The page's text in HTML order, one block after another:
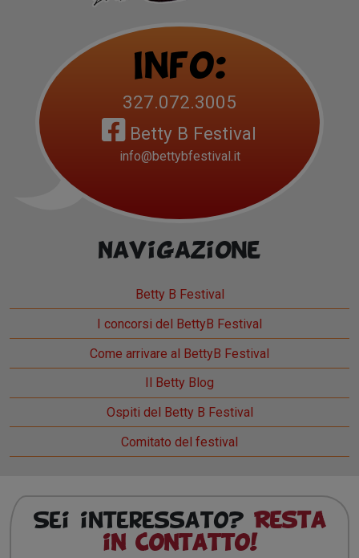
Info:
327.072.3005
Betty B Festival
info@bettybfestival.it
Navigazione
Betty B Festival
I concorsi del BettyB Festival
Come arrivare al BettyB Festival
Il Betty Blog
Ospiti del Betty B Festival
Comitato del festival
Sei interessato? Resta
in contatto!